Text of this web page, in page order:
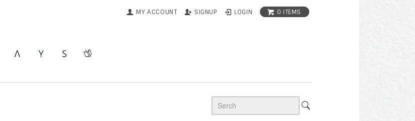
MY ACCOUNT SIGNUP LOGIN 0 ITEMS